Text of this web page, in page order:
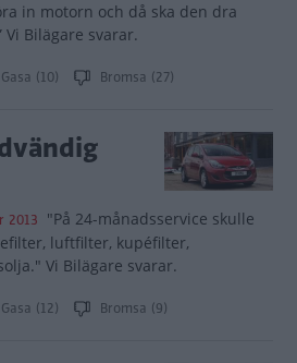
in motorn och då ska den dra
Vi Bilägare svarar.
Gasa (10) Bromsa (27)
2013 "På 24-månadsservice skulle
luftfilter, kupéfilter,
Vi Bilägare svarar.
Gasa (12) Bromsa (9)